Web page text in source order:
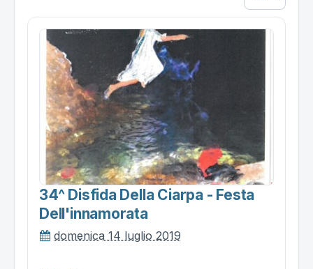
34^ Disfida Della Ciarpa - Festa
Dell'innamorata
domenica 14 luglio 2019